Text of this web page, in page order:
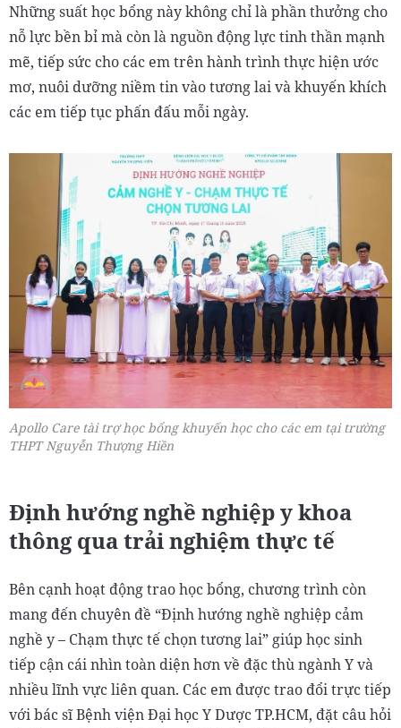
Những suất học bổng này không chỉ là phần thưởng cho
nỗ lực bền bỉ mà còn là nguồn động lực tinh thần mạnh
mẽ, tiếp sức cho các em trên hành trình thực hiện ước
mơ, nuôi dưỡng niềm tin vào tương lai và khuyến khích
các em tiếp tục phấn đấu mỗi ngày.
Apollo Care tài trợ học bổng khuyến học cho các em tại trường
THPT Nguyễn Thượng Hiền
Định hướng nghề nghiệp y khoa
thông qua trải nghiệm thực tế
Bên cạnh hoạt động trao học bổng, chương trình còn
mang đến chuyên đề “Định hướng nghề nghiệp cảm
nghề y – Chạm thực tế chọn tương lai” giúp học sinh
tiếp cận cái nhìn toàn diện hơn về đặc thù ngành Y và
nhiều lĩnh vực liên quan. Các em được trao đổi trực tiếp
với bác sĩ Bệnh viện Đại học Y Dược TP.HCM, đặt câu hỏi